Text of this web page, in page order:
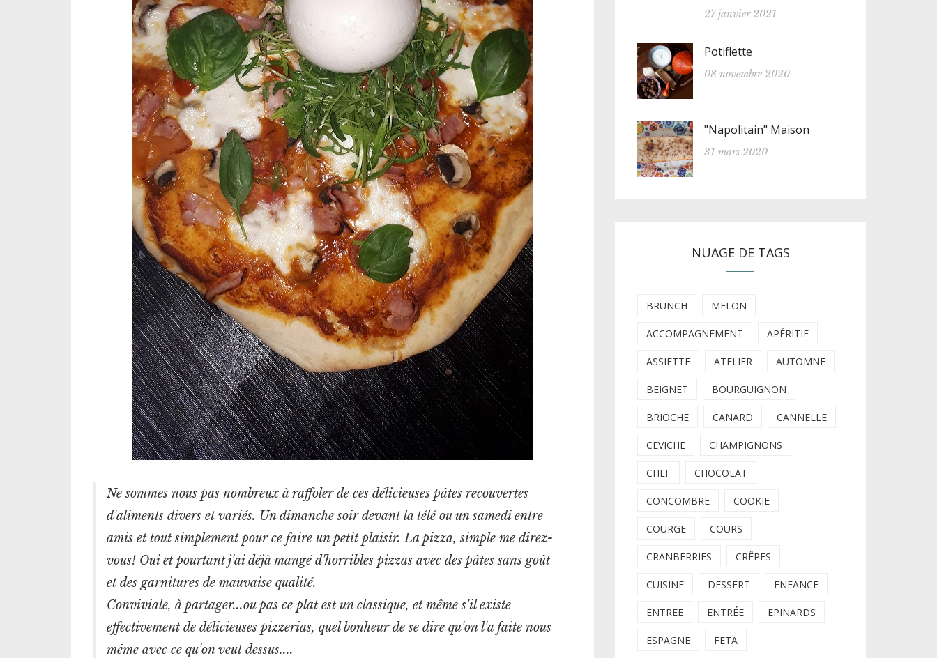
Ne sommes nous pas nombreux à raffoler de ces délicieuses pâtes recouvertes
d'aliments divers et variés. Un dimanche soir devant la télé ou un samedi entre
amis et tout simplement pour ce faire un petit plaisir. La pizza, simple me direz-
vous! Oui et pourtant j'ai déjà mangé d'horribles pizzas avec des pâtes sans goût
et des garnitures de mauvaise qualité.
Conviviale, à partager...ou pas ce plat est un classique, et même s'il existe
effectivement de délicieuses pizzerias, quel bonheur de se dire qu'on l'a faite nous
même avec ce qu'on veut dessus....
27 janvier 2021
Potiflette
08 novembre 2020
"Napolitain" Maison
31 mars 2020
NUAGE DE TAGS
BRUNCH MELON
ACCOMPAGNEMENT APÉRITIF
ASSIETTE ATELIER AUTOMNE
BEIGNET BOURGUIGNON
BRIOCHE CANARD CANNELLE
CEVICHE CHAMPIGNONS
CHEF CHOCOLAT
CONCOMBRE COOKIE
COURGE COURS
CRANBERRIES CRÊPES
CUISINE DESSERT ENFANCE
ENTREE ENTRÉE EPINARDS
ESPAGNE FETA